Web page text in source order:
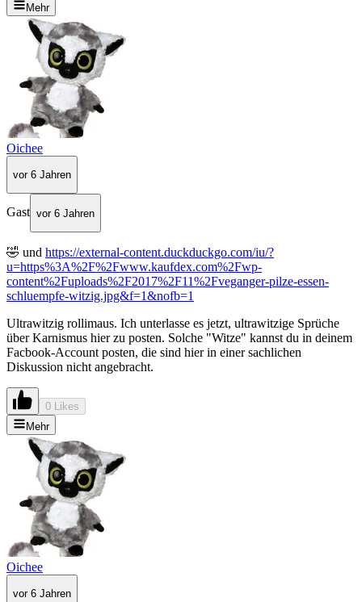
Mehr
Oichee
vor 6 Jahren
Gast vor 6 Jahren
🤣 und https://external-content.duckduckgo.com/iu/?
u=https%3A%2F%2Fwww.kaufdex.com%2Fwp-
content%2Fuploads%2F2017%2F11%2Fveganger-pilze-essen-
schluempfe-witzig.jpg&f=1&nofb=1
Ultrawitzig rollimaus. Ich unterlasse es jetzt, ultrawitzige Sprüche
über Karnismus hier zu posten. Solche "Witze" kannst du in deinem
Facbook-Account posten, die sind hier in einer sachlichen
Diskussion nicht angebracht.
0 Likes
Mehr
Oichee
vor 6 Jahren